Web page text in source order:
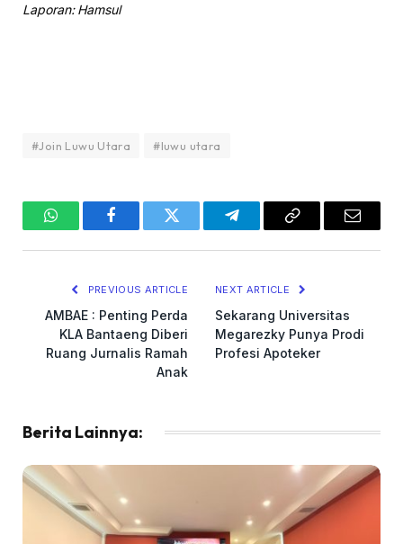
Laporan: Hamsul
#Join Luwu Utara #luwu utara
WhatsAppFacebookTwitter TelegramCopy
Email
PREVIOUS ARTICLE
AMBAE : Penting Perda
KLA Bantaeng Diberi
Ruang Jurnalis Ramah
Anak
NEXT ARTICLE
Sekarang Universitas
Megarezky Punya Prodi
Profesi Apoteker
Berita Lainnya: